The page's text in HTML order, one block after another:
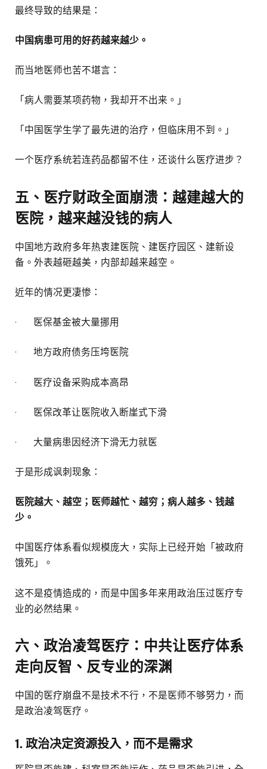
最终导致的结果是：
中国病患可用的好药越来越少。
而当地医师也苦不堪言：
「病人需要某项药物，我却开不出来。」
「中国医学生学了最先进的治疗，但临床用不到。」
一个医疗系统若连药品都留不住，还谈什么医疗进步？
五、医疗财政全面崩溃：越建越大的
医院，越来越没钱的病人
中国地方政府多年热衷建医院、建医疗园区、建新设
备。外表越砸越美，内部却越来越空。
近年的情况更凄惨：
· 医保基金被大量挪用
· 地方政府债务压垮医院
· 医疗设备采购成本高昂
· 医保改革让医院收入断崖式下滑
· 大量病患因经济下滑无力就医
于是形成讽刺现象：
医院越大、越空；医师越忙、越穷；病人越多、钱越
少。
中国医疗体系看似规模庞大，实际上已经开始「被政府
饿死」。
这不是疫情造成的，而是中国多年来用政治压过医疗专
业的必然结果。
六、政治凌驾医疗：中共让医疗体系
走向反智、反专业的深渊
中国的医疗崩盘不是技术不行，不是医师不够努力，而
是政治凌驾医疗。
1. 政治决定资源投入，而不是需求